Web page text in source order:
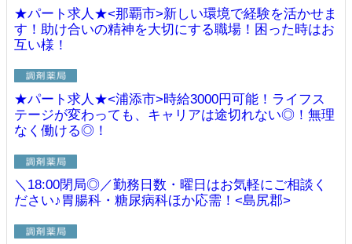
★パート求人★<那覇市>新しい環境で経験を活かせま
す！助け合いの精神を大切にする職場！困った時はお
互い様！
★パート求人★<浦添市>時給3000円可能！ライフス
テージが変わっても、キャリアは途切れない◎！無理
なく働ける◎！
＼18:00閉局◎／勤務日数・曜日はお気軽にご相談く
ださい♪胃腸科・糖尿病科ほか応需！<島尻郡>